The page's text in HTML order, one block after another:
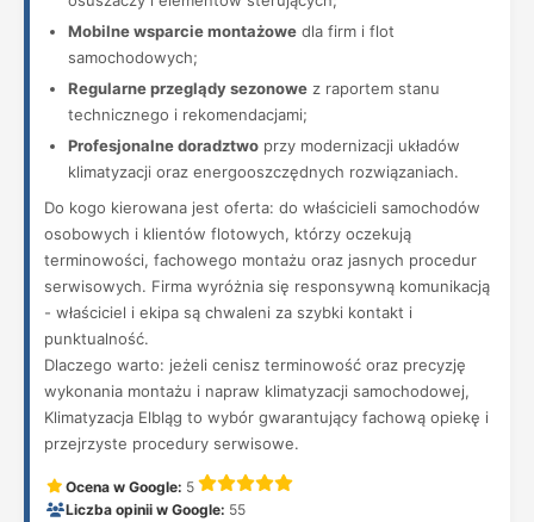
Mobilne wsparcie montażowe dla firm i flot
samochodowych;
Regularne przeglądy sezonowe z raportem stanu
technicznego i rekomendacjami;
Profesjonalne doradztwo przy modernizacji układów
klimatyzacji oraz energooszczędnych rozwiązaniach.
Do kogo kierowana jest oferta: do właścicieli samochodów
osobowych i klientów flotowych, którzy oczekują
terminowości, fachowego montażu oraz jasnych procedur
serwisowych. Firma wyróżnia się responsywną komunikacją
- właściciel i ekipa są chwaleni za szybki kontakt i
punktualność.
Dlaczego warto: jeżeli cenisz terminowość oraz precyzję
wykonania montażu i napraw klimatyzacji samochodowej,
Klimatyzacja Elbląg to wybór gwarantujący fachową opiekę i
przejrzyste procedury serwisowe.
Ocena w Google: 5
Liczba opinii w Google: 55